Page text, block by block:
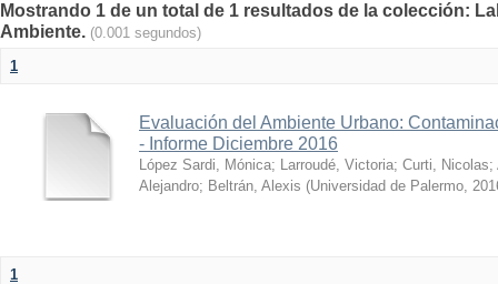
Mostrando 1 de un total de 1 resultados de la colección:
Ambiente. (0.001 segundos)
1
Evaluación del Ambiente Urbano:
- Informe Diciembre 2016
López Sardi, Mónica; Larroudé, Victoria; Curti, Nicolas;
Alejandro; Beltrán, Alexis (Universidad de Palermo,
1